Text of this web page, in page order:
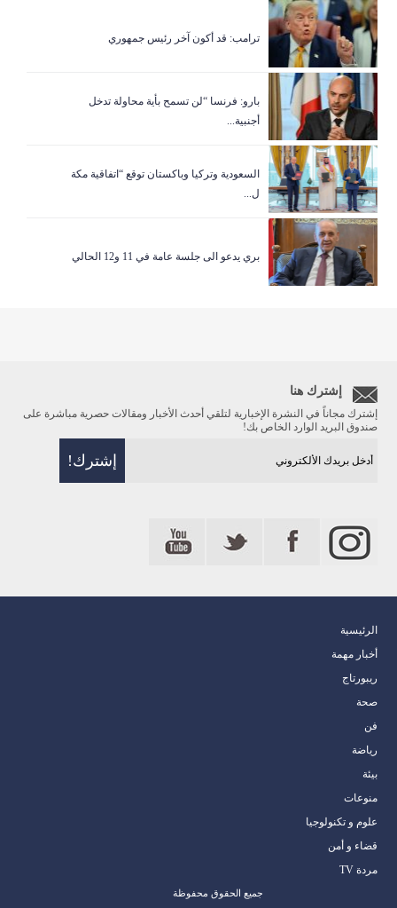
ترامب: قد أكون آخر رئيس جمهوري
بارو: فرنسا “لن تسمح بأية محاولة تدخل
أجنبية...
السعودية وتركيا وباكستان توقع “اتفاقية مكة
ل...
بري يدعو الى جلسة عامة في 11 و12 الحالي
إشترك هنا
إشترك مجاناً في النشرة الإخبارية لتلقي أحدث الأخبار ومقالات حصرية مباشرة على
صندوق البريد الوارد الخاص بك!
الرئيسية
أخبار مهمة
ريبورتاج
صحة
فن
رياضة
بيئة
منوعات
علوم و تكنولوجيا
قضاء و أمن
مردة TV
جميع الحقوق محفوظة